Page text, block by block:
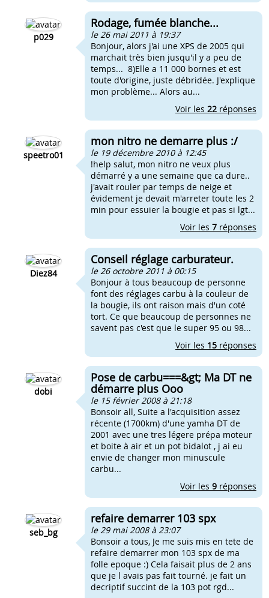
p029
Rodage, fumée blanche...
le 26 mai 2011 à 19:37
Bonjour, alors j'ai une XPS de 2005 qui
marchait très bien jusqu'il y a peu de
temps... 8)Elle a 11 000 bornes et est
toute d'origine, juste débridée. J'explique
mon problème... Alors au...
Voir les 22 réponses
speetro01
mon nitro ne demarre plus :/
le 19 décembre 2010 à 12:45
!help salut, mon nitro ne veux plus
démarré y a une semaine que ca dure..
j'avait rouler par temps de neige et
évidement je devait m'arreter toute les 2
min pour essuier la bougie et pas si lgt...
Voir les 7 réponses
Diez84
Conseil réglage carburateur.
le 26 octobre 2011 à 00:15
Bonjour à tous beaucoup de personne
font des réglages carbu à la couleur de
la bougie, ils ont raison mais d'un coté
tort. Ce que beaucoup de personnes ne
savent pas c'est que le super 95 ou 98...
Voir les 15 réponses
dobi
Pose de carbu===&gt; Ma DT ne
démarre plus Ooo
le 15 février 2008 à 21:18
Bonsoir all, Suite a l'acquisition assez
récente (1700km) d'une yamha DT de
2001 avec une tres légere prépa moteur
et boite à air et un pot bidalot , j ai eu
envie de changer mon minuscule
carbu...
Voir les 9 réponses
seb_bg
refaire demarrer 103 spx
le 29 mai 2008 à 23:07
Bonsoir a tous, Je me suis mis en tete de
refaire demarrer mon 103 spx de ma
folle epoque :) Cela faisait plus de 2 ans
que je l avais pas fait tourné. je fait un
decriptif succint de la 103 pot rgd...